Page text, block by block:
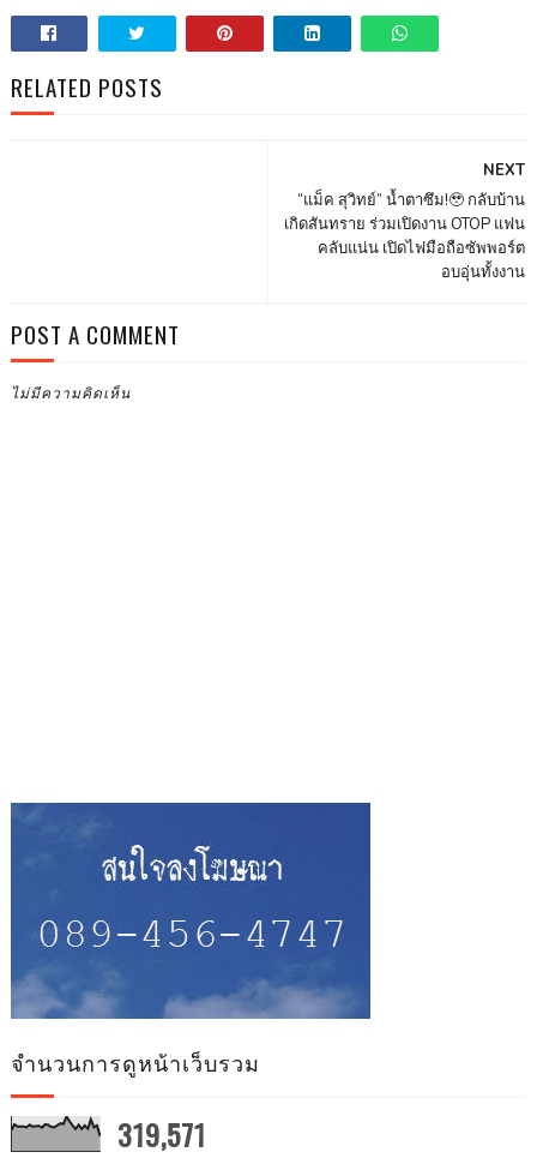
RELATED POSTS
NEXT
“แม็ค สุวิทย์” น้ำตาซึม!🥹 กลับบ้าน
เกิดสันทราย ร่วมเปิดงาน OTOP แฟน
คลับแน่น เปิดไฟมือถือซัพพอร์ต
อบอุ่นทั้งงาน
POST A COMMENT
ไม่มีความคิดเห็น
จำนวนการดูหน้าเว็บรวม
319,571